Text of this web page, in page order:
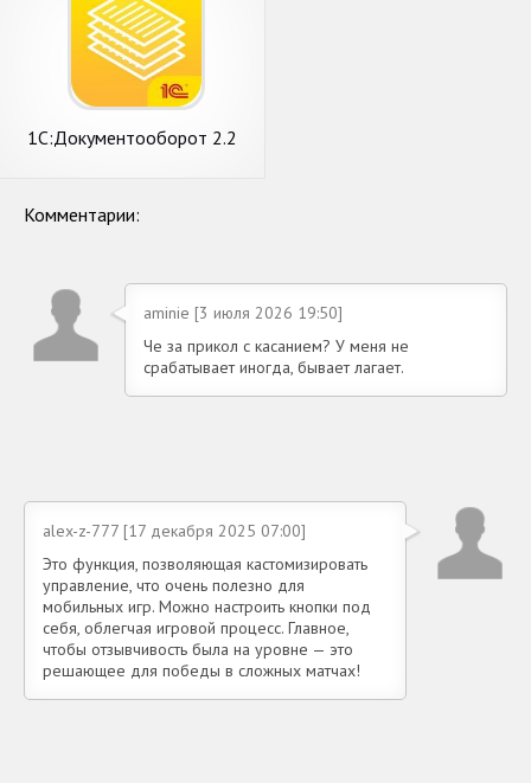
1С:Документооборот 2.2
Комментарии:
aminie [3 июля 2026 19:50]
Че за прикол с касанием? У меня не
срабатывает иногда, бывает лагает.
alex-z-777 [17 декабря 2025 07:00]
Это функция, позволяющая кастомизировать
управление, что очень полезно для
мобильных игр. Можно настроить кнопки под
себя, облегчая игровой процесс. Главное,
чтобы отзывчивость была на уровне — это
решающее для победы в сложных матчах!